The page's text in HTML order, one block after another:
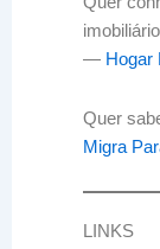
— Hogar
Quer
Migra
LINKS